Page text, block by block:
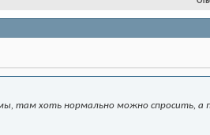
там хоть нормально можно спросить, а